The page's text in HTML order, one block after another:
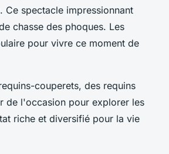
spectacle impressionnant
chasse des phoques. Les
pour vivre ce moment de
couperets, des requins
de l'occasion pour explorer les
riche et diversifié pour la vie